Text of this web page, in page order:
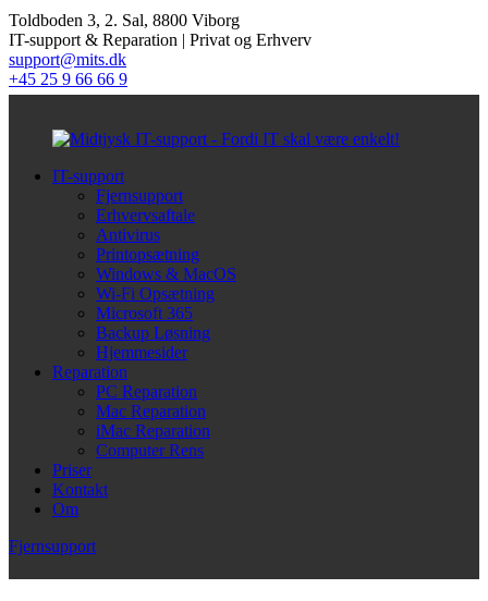
Toldboden 3, 2. Sal, 8800 Viborg
IT-support & Reparation | Privat og Erhverv
support@mits.dk
+45 25 9 66 66 9
IT-support
Fjernsupport
Erhvervsaftale
Antivirus
Printopsætning
Windows & MacOS
Wi-Fi Opsætning
Microsoft 365
Backup Løsning
Hjemmesider
Reparation
PC Reparation
Mac Reparation
iMac Reparation
Computer Rens
Priser
Kontakt
Om
Fjernsupport